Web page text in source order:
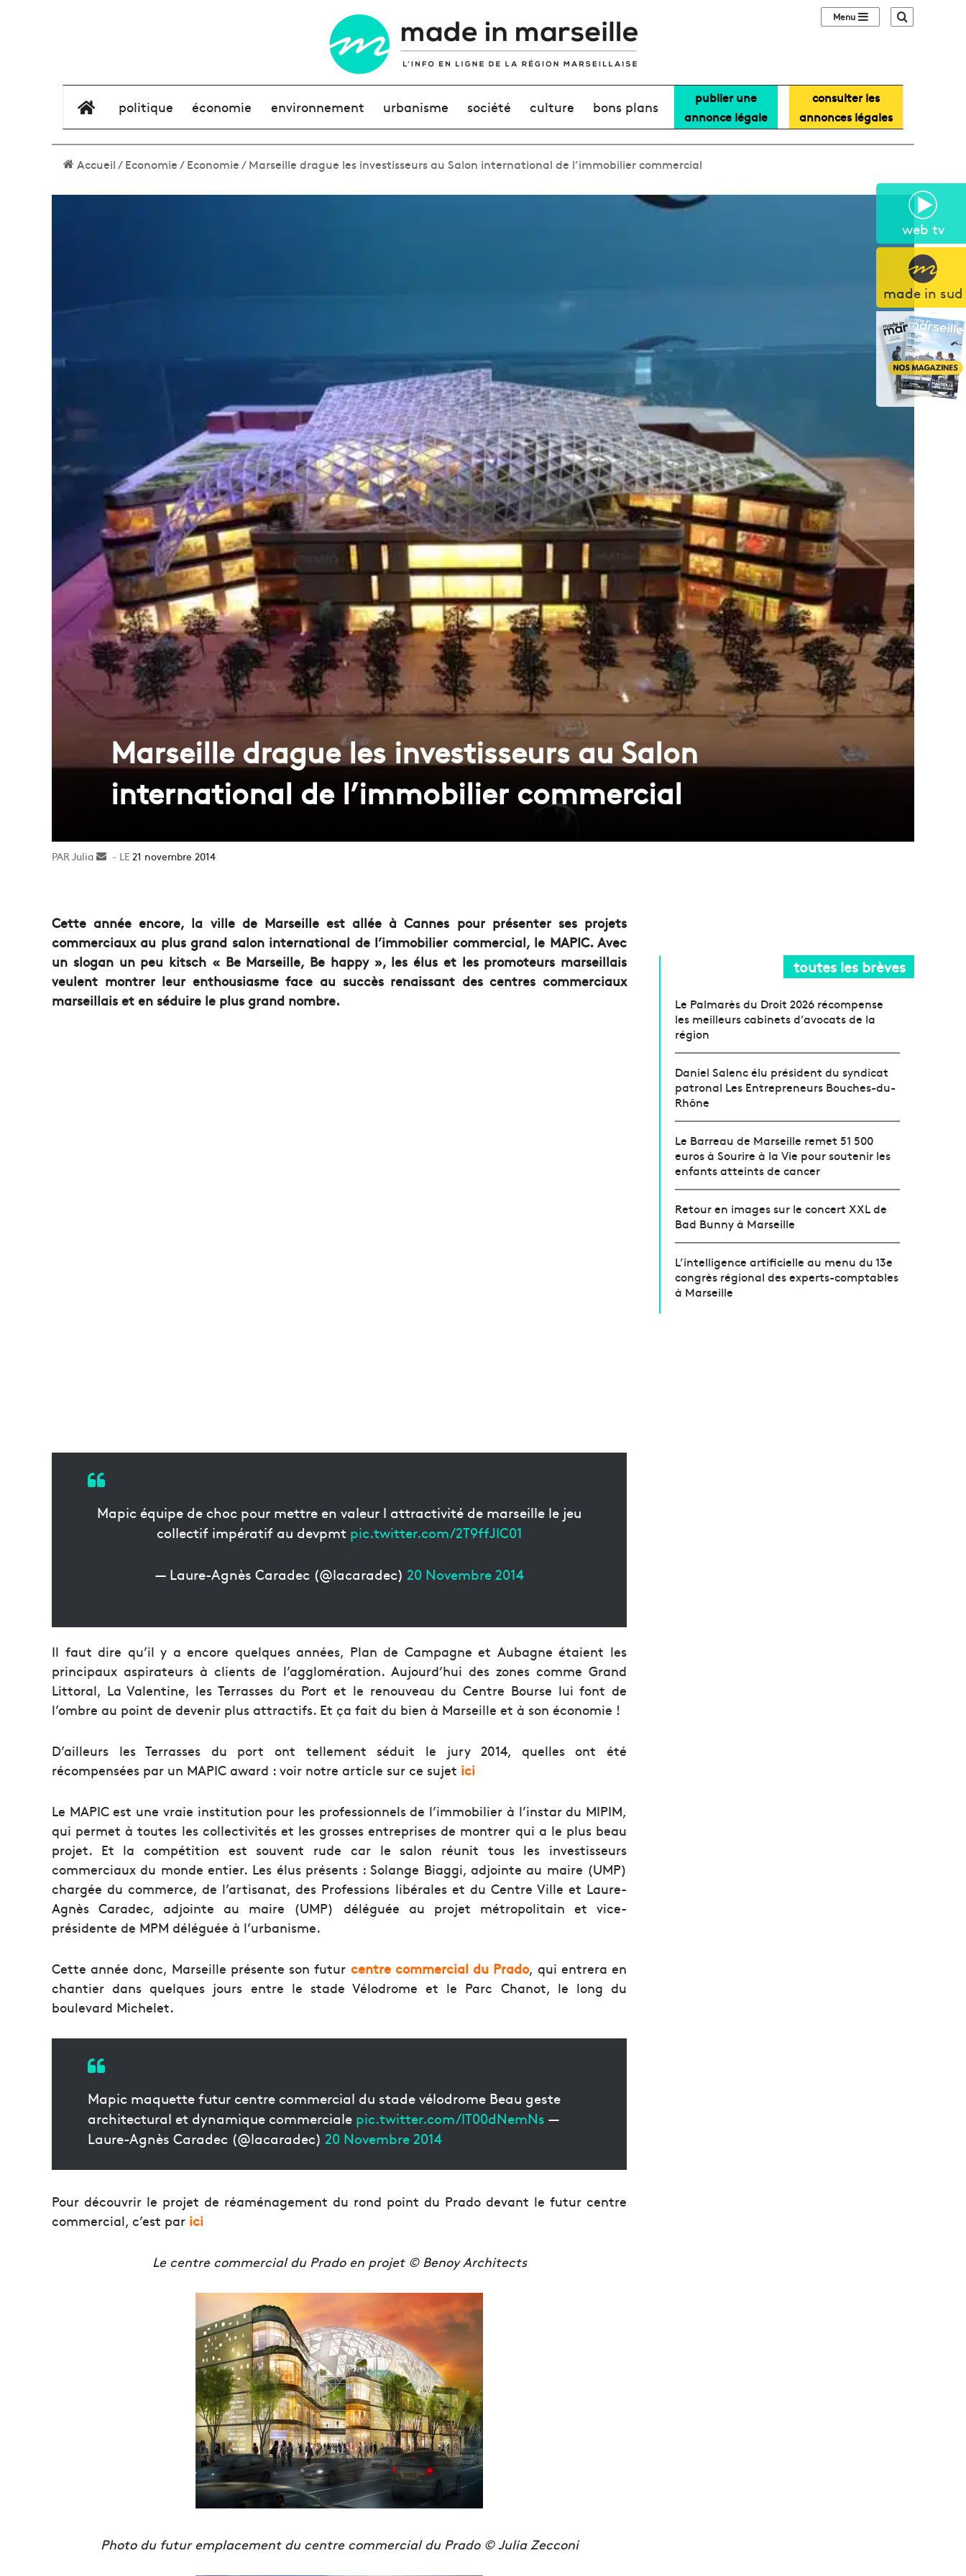
web tv
made in sud
Sidebar (barre
élément de menu
politique économie environnement urbanisme société culture bons plans
publier une
annonce légale
consulter les
annonces légales
Accueil/Economie/Economie/Marseille drague les investisseurs au Salon international de l’immobilier commercial
Marseille drague les investisseurs au Salon
international de l’immobilier commercial
Julia
Envoyer21 novembre 2014
Cette année encore, la ville de Marseille est allée à Cannes pour présenter ses projets
commerciaux au plus grand salon international de l’immobilier commercial, le MAPIC. Avec
un slogan un peu kitsch « Be Marseille, Be happy », les élus et les promoteurs marseillais
veulent montrer leur enthousiasme face au succès renaissant des centres commerciaux
marseillais et en séduire le plus grand nombre.
Mapic équipe de choc pour mettre en valeur l attractivité de marseille le jeu
collectif impératif au devpmt pic.twitter.com/2T9ffJIC01
— Laure-Agnès Caradec (@lacaradec) 20 Novembre 2014
Il faut dire qu’il y a encore quelques années, Plan de Campagne et Aubagne étaient les
principaux aspirateurs à clients de l’agglomération. Aujourd’hui des zones comme Grand
Littoral, La Valentine, les Terrasses du Port et le renouveau du Centre Bourse lui font de
l’ombre au point de devenir plus attractifs. Et ça fait du bien à Marseille et à son économie !
D’ailleurs les Terrasses du port ont tellement séduit le jury 2014, quelles ont été
récompensées par un MAPIC award : voir notre article sur ce sujet ici
Le MAPIC est une vraie institution pour les professionnels de l’immobilier à l’instar du MIPIM,
qui permet à toutes les collectivités et les grosses entreprises de montrer qui a le plus beau
projet. Et la compétition est souvent rude car le salon réunit tous les investisseurs
commerciaux du monde entier. Les élus présents : Solange Biaggi, adjointe au maire (UMP)
chargée du commerce, de l’artisanat, des Professions libérales et du Centre Ville et Laure-
Agnès Caradec, adjointe au maire (UMP) déléguée au projet métropolitain et vice-
présidente de MPM déléguée à l’urbanisme.
Cette année donc, Marseille présente son futur centre commercial du Prado, qui entrera en
chantier dans quelques jours entre le stade Vélodrome et le Parc Chanot, le long du
boulevard Michelet.
Mapic maquette futur centre commercial du stade vélodrome Beau geste
architectural et dynamique commerciale pic.twitter.com/lT00dNemNs —
Laure-Agnès Caradec (@lacaradec) 20 Novembre 2014
Pour découvrir le projet de réaménagement du rond point du Prado devant le futur centre
commercial, c’est par ici
Le centre commercial du Prado en projet © Benoy Architects
Photo du futur emplacement du centre commercial du Prado © Julia Zecconi
toutes les brèves
Le Palmarès du Droit 2026 récompense
les meilleurs cabinets d’avocats de la
région
Daniel Salenc élu président du syndicat
patronal Les Entrepreneurs Bouches-du-
Rhône
Le Barreau de Marseille remet 51 500
euros à Sourire à la Vie pour soutenir les
enfants atteints de cancer
Retour en images sur le concert XXL de
Bad Bunny à Marseille
L’intelligence artificielle au menu du 13e
congrès régional des experts-comptables
à Marseille